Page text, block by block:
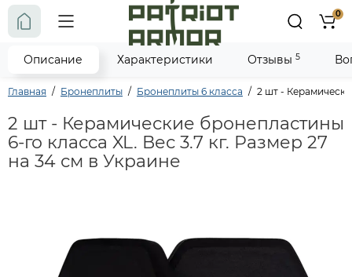
0
Главная Бронеплиты Бронеплиты 6 класса 2 шт -
2 шт - Керамические бронепластины
6-го класса XL. Вес 3.7 кг. Размер 27
на 34 см в Украине
Описание Характеристики Отзывы 5